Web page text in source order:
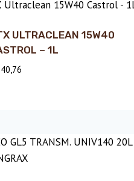
ULTRACLEAN 15W40
– 1L
40,76